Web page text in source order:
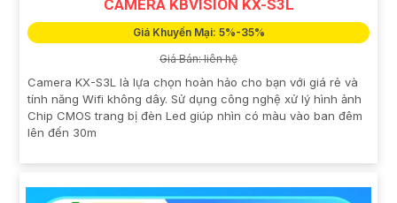
CAMERA KBVISION KX-S3L
Giá Khuyến Mại: 5%-35%
Giá Bán: liên hệ
Camera KX-S3L là lựa chọn hoàn hảo cho bạn với giá rẻ và
tính năng Wifi không dây. Sử dụng công nghệ xử lý hình ảnh
Chip CMOS trang bị đèn Led giúp nhìn có màu vào ban đêm
lên đến 30m